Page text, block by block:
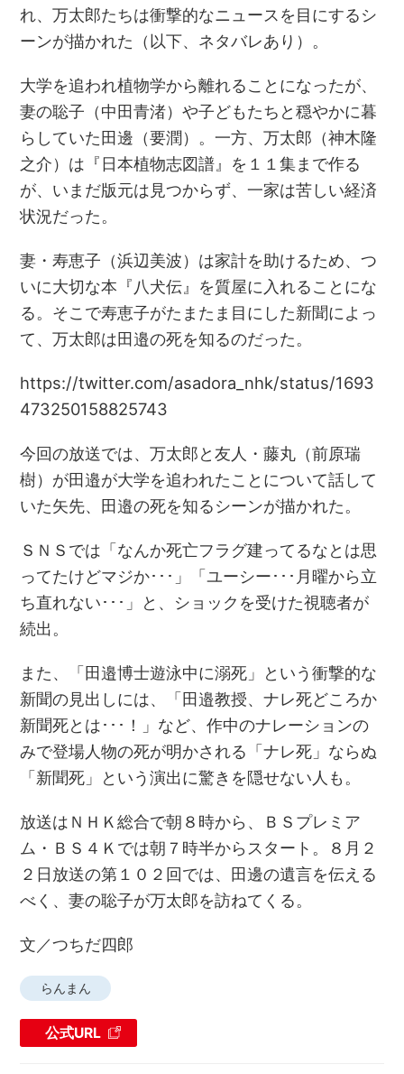
れ、万太郎たちは衝撃的なニュースを目にするシ
ーンが描かれた（以下、ネタバレあり）。
大学を追われ植物学から離れることになったが、
妻の聡子（中田青渚）や子どもたちと穏やかに暮
らしていた田邊（要潤）。一方、万太郎（神木隆
之介）は『日本植物志図譜』を１１集まで作る
が、いまだ版元は見つからず、一家は苦しい経済
状況だった。
妻・寿恵子（浜辺美波）は家計を助けるため、つ
いに大切な本『八犬伝』を質屋に入れることにな
る。そこで寿恵子がたまたま目にした新聞によっ
て、万太郎は田邉の死を知るのだった。
https://twitter.com/asadora_nhk/status/1693
473250158825743
今回の放送では、万太郎と友人・藤丸（前原瑞
樹）が田邉が大学を追われたことについて話して
いた矢先、田邉の死を知るシーンが描かれた。
ＳＮＳでは「なんか死亡フラグ建ってるなとは思
ってたけどマジか･･･」「ユーシー･･･月曜から立
ち直れない･･･」と、ショックを受けた視聴者が
続出。
また、「田邉博士遊泳中に溺死」という衝撃的な
新聞の見出しには、「田邉教授、ナレ死どころか
新聞死とは･･･！」など、作中のナレーションの
みで登場人物の死が明かされる「ナレ死」ならぬ
「新聞死」という演出に驚きを隠せない人も。
放送はＮＨＫ総合で朝８時から、ＢＳプレミア
ム・ＢＳ４Ｋでは朝７時半からスタート。８月２
２日放送の第１０２回では、田邊の遺言を伝える
べく、妻の聡子が万太郎を訪ねてくる。
文／つちだ四郎
らんまん
公式URL